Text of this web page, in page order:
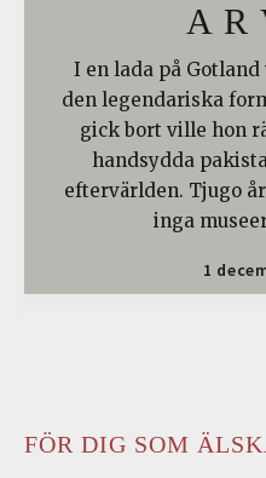
A R
I en lada på
den legendariska
gick bort ville hon
handsydda
eftervärlden. Tjugo
inga
1
FÖR DIG SOM